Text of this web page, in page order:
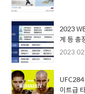
2023
계 등 총
이트급